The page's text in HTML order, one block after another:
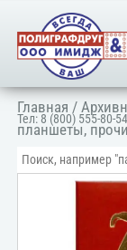
Тел: 8 (800) 555-80-54
Главная /
планшеты,
Папка адресная